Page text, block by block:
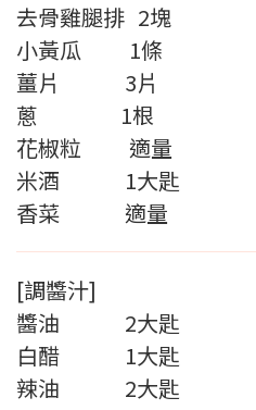
去骨雞腿排 2塊
小黃瓜 1條
薑片 3片
蔥 1根
花椒粒 適量
米酒 1大匙
香菜 適量
[調醬汁]
醬油 2大匙
白醋 1大匙
辣油 2大匙